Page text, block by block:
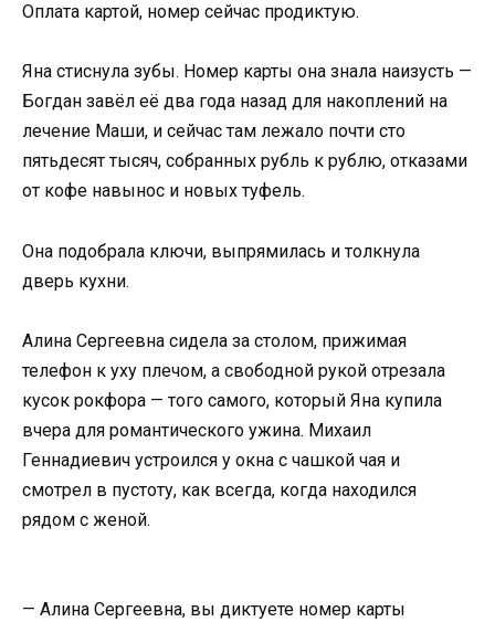
Оплата картой, номер сейчас продиктую.
Яна стиснула зубы. Номер карты она знала наизусть —
Богдан завёл её два года назад для накоплений на
лечение Маши, и сейчас там лежало почти сто
пятьдесят тысяч, собранных рубль к рублю, отказами
от кофе навынос и новых туфель.
Она подобрала ключи, выпрямилась и толкнула
дверь кухни.
Алина Сергеевна сидела за столом, прижимая
телефон к уху плечом, а свободной рукой отрезала
кусок рокфора — того самого, который Яна купила
вчера для романтического ужина. Михаил
Геннадиевич устроился у окна с чашкой чая и
смотрел в пустоту, как всегда, когда находился
рядом с женой.
— Алина Сергеевна, вы диктуете номер карты